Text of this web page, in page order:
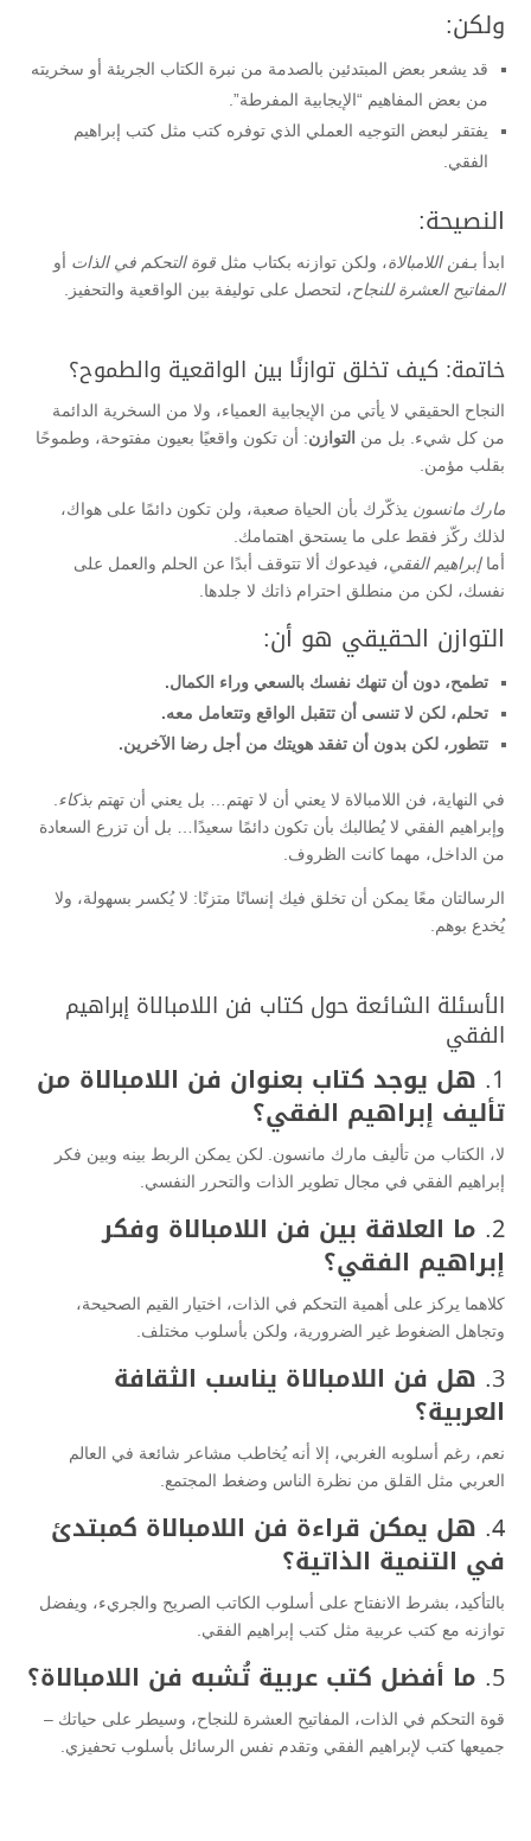
ولكن:
قد يشعر بعض المبتدئين بالصدمة من نبرة الكتاب الجريئة أو سخريته
من بعض المفاهيم “الإيجابية المفرطة”.
يفتقر لبعض التوجيه العملي الذي توفره كتب مثل كتب إبراهيم
الفقي.
النصيحة:
ابدأ بـفن اللامبالاة، ولكن توازنه بكتاب مثل قوة التحكم في الذات أو
المفاتيح العشرة للنجاح، لتحصل على توليفة بين الواقعية والتحفيز.
خاتمة: كيف تخلق توازنًا بين الواقعية والطموح؟
النجاح الحقيقي لا يأتي من الإيجابية العمياء، ولا من السخرية الدائمة
من كل شيء. بل من التوازن: أن تكون واقعيًا بعيون مفتوحة، وطموحًا
بقلب مؤمن.
مارك مانسون يذكّرك بأن الحياة صعبة، ولن تكون دائمًا على هواك،
لذلك ركّز فقط على ما يستحق اهتمامك.
أماإبراهيم الفقي، فيدعوك ألا تتوقف أبدًا عن الحلم والعمل على
نفسك، لكن من منطلق احترام ذاتك لا جلدها.
التوازن الحقيقي هو أن:
تطمح، دون أن تنهك نفسك بالسعي وراء الكمال.
تحلم، لكن لا تنسى أن تتقبل الواقع وتتعامل معه.
تتطور، لكن بدون أن تفقد هويتك من أجل رضا الآخرين.
في النهاية، فن اللامبالاة لا يعني أن لا تهتم… بل يعني أن تهتم بذكاء
وإبراهيم الفقي لا يُطالبك بأن تكون دائمًا سعيدًا… بل أن تزرع السعادة
من الداخل، مهما كانت الظروف.
الرسالتان معًا يمكن أن تخلق فيك إنسانًا متزنًا: لا يُكسر بسهولة، ولا
يُخدع بوهم.
الأسئلة الشائعة حول كتاب فن اللامبالاة إبراهيم
الفقي
1. هل يوجد كتاب بعنوان فن اللامبالاة من
تأليف إبراهيم الفقي؟
لا، الكتاب من تأليف مارك مانسون. لكن يمكن الربط بينه وبين فكر
إبراهيم الفقي في مجال تطوير الذات والتحرر النفسي.
2. ما العلاقة بين فن اللامبالاة وفكر
إبراهيم الفقي؟
كلاهما يركز على أهمية التحكم في الذات، اختيار القيم الصحيحة،
وتجاهل الضغوط غير الضرورية، ولكن بأسلوب مختلف.
3. هل فن اللامبالاة يناسب الثقافة
العربية؟
نعم، رغم أسلوبه الغربي، إلا أنه يُخاطب مشاعر شائعة في العالم
العربي مثل القلق من نظرة الناس وضغط المجتمع.
4. هل يمكن قراءة فن اللامبالاة كمبتدئ
في التنمية الذاتية؟
بالتأكيد، بشرط الانفتاح على أسلوب الكاتب الصريح والجريء، ويفضل
توازنه مع كتب عربية مثل كتب إبراهيم الفقي.
5. ما أفضل كتب عربية تُشبه فن اللامبالاة؟
قوة التحكم في الذات، المفاتيح العشرة للنجاح، وسيطر على حياتك –
جميعها كتب لإبراهيم الفقي وتقدم نفس الرسائل بأسلوب تحفيزي.